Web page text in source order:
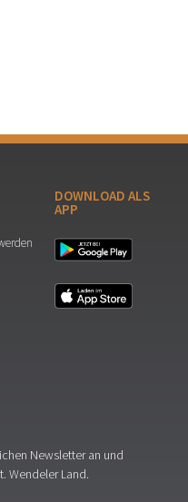
DOWNLOAD ALS
APP
Newsletter an und
Wendeler Land.